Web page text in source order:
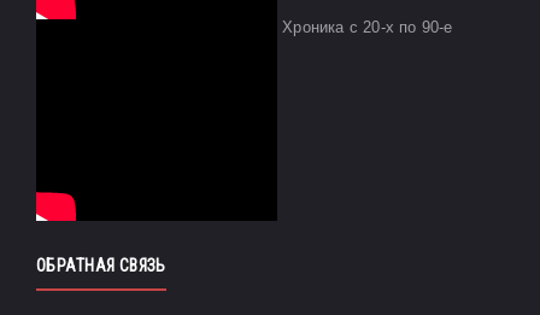
Хроника с 20-х по 90-е
ОБРАТНАЯ СВЯЗЬ